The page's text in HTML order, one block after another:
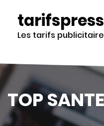
contenu
principalLes tarifs
TOP SANTE